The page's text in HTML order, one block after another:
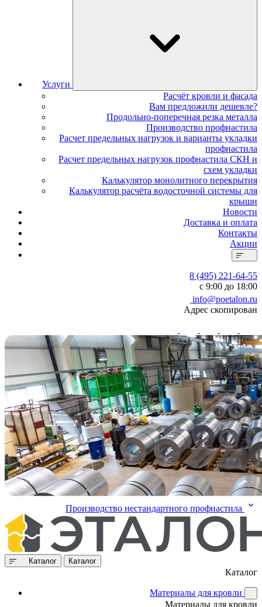
Услуги
Расчёт кровли и фасада
Вам предложили дешевле?
Продольно-поперечная резка металла
Производство профнастила
Расчет предельных нагрузок и варианты укладки
профнастила
Расчет предельных нагрузок профнастила СКН и
схем укладки
Калькулятор монолитного перекрытия
Калькулятор расчёта водосточной системы для
крыши
Новости
Доставка и оплата
Контакты
Акции
8 (495) 221-64-55
с 9:00 до 18:00
info@poetalon.ru
Адрес скопирован
Производство нестандартного профнастила
Каталог Каталог
Каталог
Материалы для кровли
Материалы для кровли